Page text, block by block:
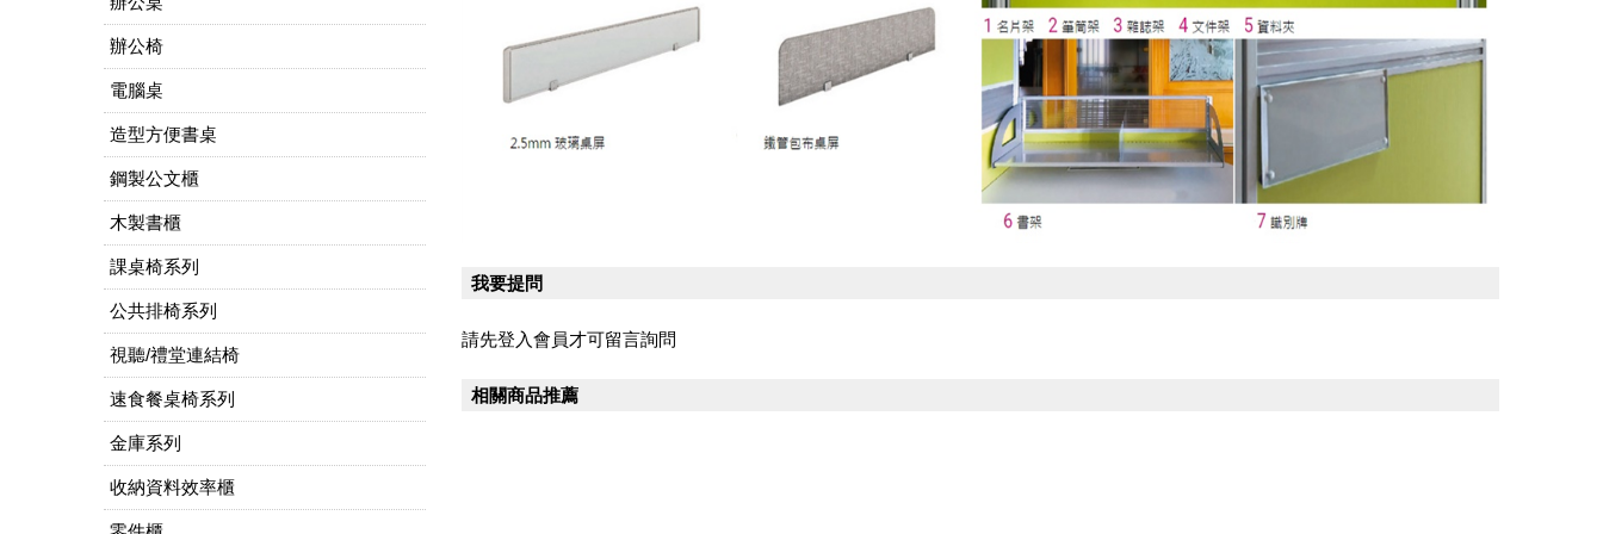
辦公椅
電腦桌
造型方便書桌
鋼製公文櫃
木製書櫃
課桌椅系列
公共排椅系列
視聽/禮堂連結椅
速食餐桌椅系列
金庫系列
收納資料效率櫃
我要提問
請先登入會員才可留言詢問
相關商品推薦